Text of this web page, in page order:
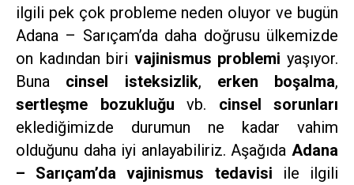
ilgili pek çok probleme neden oluyor ve bugün
Adana – Sarıçam’da daha doğrusu ülkemizde
on kadından biri vajinismus problemi yaşıyor.
Buna cinsel isteksizlik, erken boşalma,
sertleşme
bozukluğu vb. cinsel
sorunları
eklediğimizde durumun ne kadar vahim
olduğunu daha iyi anlayabiliriz. Aşağıda Adana
– Sarıçam’da vajinismus tedavisi ile ilgili